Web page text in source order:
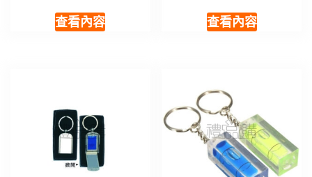
查看內容 查看內容